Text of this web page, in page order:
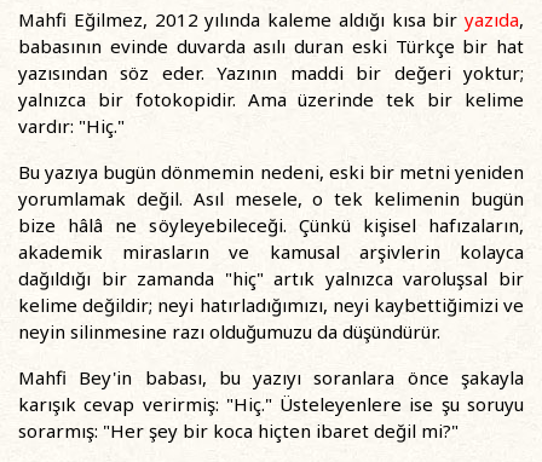
Mahfi Eğilmez, 2012 yılında kaleme aldığı kısa bir yazıda,
babasının evinde duvarda asılı duran eski Türkçe bir hat
yazısından söz eder. Yazının maddi bir değeri yoktur;
yalnızca bir fotokopidir. Ama üzerinde tek bir kelime
vardır: "Hiç."
Bu yazıya bugün dönmemin nedeni, eski bir metni yeniden
yorumlamak değil. Asıl mesele, o tek kelimenin bugün
bize hâlâ ne söyleyebileceği. Çünkü kişisel hafızaların,
akademik mirasların ve kamusal arşivlerin kolayca
dağıldığı bir zamanda "hiç" artık yalnızca varoluşsal bir
kelime değildir; neyi hatırladığımızı, neyi kaybettiğimizi ve
neyin silinmesine razı olduğumuzu da düşündürür.
Mahfi Bey'in babası, bu yazıyı soranlara önce şakayla
karışık cevap verirmiş: "Hiç." Üsteleyenlere ise şu soruyu
sorarmış: "Her şey bir koca hiçten ibaret değil mi?"